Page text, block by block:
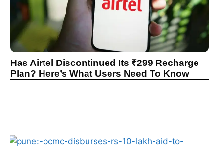
Has Airtel Discontinued Its ₹299 Recharge
Plan? Here’s What Users Need To Know